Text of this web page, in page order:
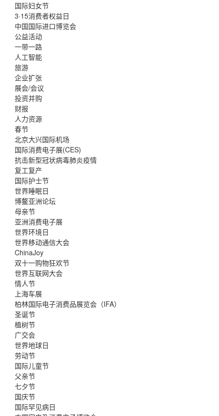
国际妇女节
3·15消费者权益日
中国国际进口博览会
公益活动
一带一路
人工智能
旅游
企业扩张
展会/会议
投资并购
财报
人力资源
春节
北京大兴国际机场
国际消费电子展(CES)
抗击新型冠状病毒肺炎疫情
复工复产
国际护士节
世界睡眠日
博鳌亚洲论坛
母亲节
亚洲消费电子展
世界环境日
世界移动通信大会
ChinaJoy
双十一购物狂欢节
世界互联网大会
情人节
上海车展
柏林国际电子消费品展览会（IFA）
圣诞节
植树节
广交会
世界地球日
劳动节
国际儿童节
父亲节
七夕节
国庆节
国际罕见病日